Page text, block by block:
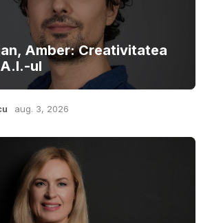
Amber: Creativitatea
ul
aug. 3, 2026